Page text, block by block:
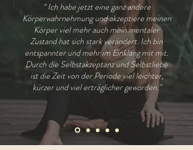
“ Ich habe jetzt eine ganz andere
Körperwahrnehmung und akzeptiere meinen
Körper viel mehr auch mein mentaler
Zustand hat sich stark verändert. Ich bin
entspannter und mehr im Einklang mit mit.
Durch die Selbstakzeptanz und Selbstliebe
ist die Zeit von der Periode viel leichter,
kürzer und viel erträglicher geworden."